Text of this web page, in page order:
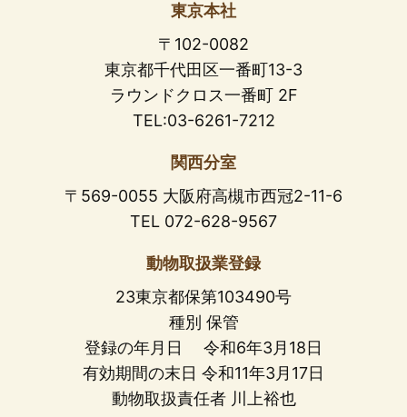
東京本社
〒102-0082
東京都千代田区一番町13-3
ラウンドクロス一番町 2F
TEL:03-6261-7212
関西分室
〒569-0055 大阪府高槻市西冠2-11-6
TEL 072-628-9567
動物取扱業登録
23東京都保第103490号
種別 保管
登録の年月日 令和6年3月18日
有効期間の末日 令和11年3月17日
動物取扱責任者 川上裕也